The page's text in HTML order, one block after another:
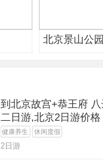
北京景山公园
到北京故宫+恭王府 八达岭+颐和园
二日游,北京2日游价格
健康养生 休闲度假
2日游